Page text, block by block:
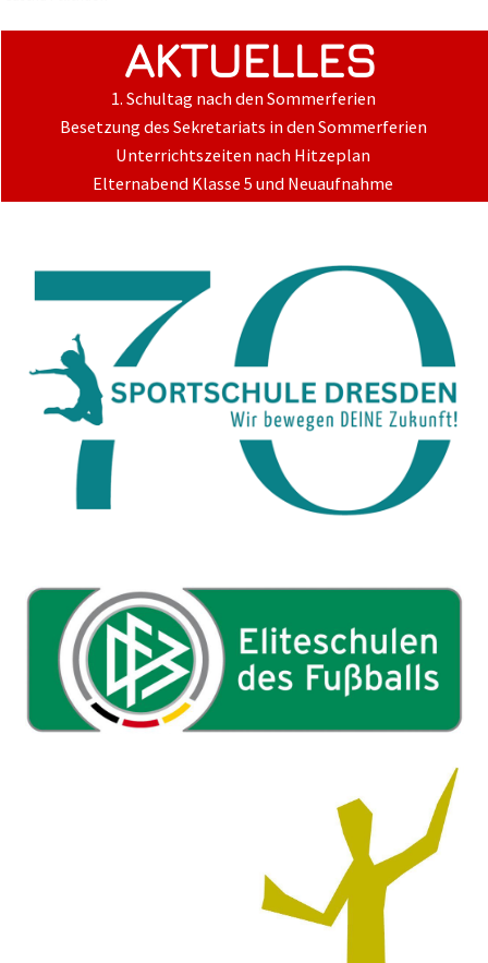
AKTUELLES
1. Schultag nach den Sommerferien
Besetzung des Sekretariats in den Sommerferien
Unterrichtszeiten nach Hitzeplan
Elternabend Klasse 5 und Neuaufnahme